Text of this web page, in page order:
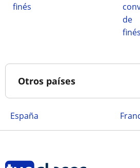
finés
de
finés
Otros países
España